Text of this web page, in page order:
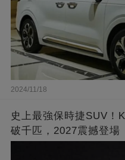
2024/11/18
史上最強保時捷SUV！
破千匹，2027震撼登場